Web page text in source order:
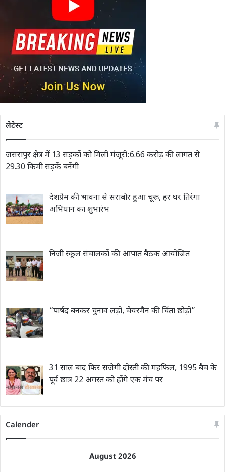
लेटेस्ट
जसरापुर क्षेत्र में 13 सड़कों को मिली मंजूरी:6.66 करोड़ की लागत से
29.30 किमी सड़कें बनेंगी
देशप्रेम की भावना से सराबोर हुआ चूरू, हर घर तिरंगा
अभियान का शुभारंभ
निजी स्कूल संचालकों की आपात बैठक आयोजित
“पार्षद बनकर चुनाव लड़ो, चेयरमैन की चिंता छोड़ो”
31 साल बाद फिर सजेगी दोस्ती की महफिल, 1995 बैच के
पूर्व छात्र 22 अगस्त को होंगे एक मंच पर
Calender
August 2026